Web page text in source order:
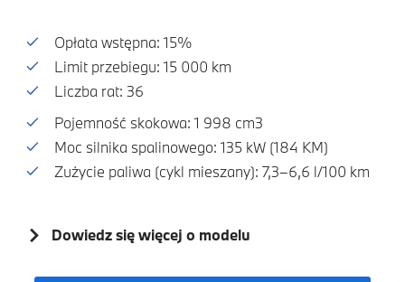
Opłata wstępna: 15%
Limit przebiegu: 15 000 km
Liczba rat: 36
Pojemność skokowa: 1 998 cm3
Moc silnika spalinowego: 135 kW (184 KM)
Zużycie paliwa (cykl mieszany): 7,3–6,6 l/100 km
Dowiedz się więcej o modelu